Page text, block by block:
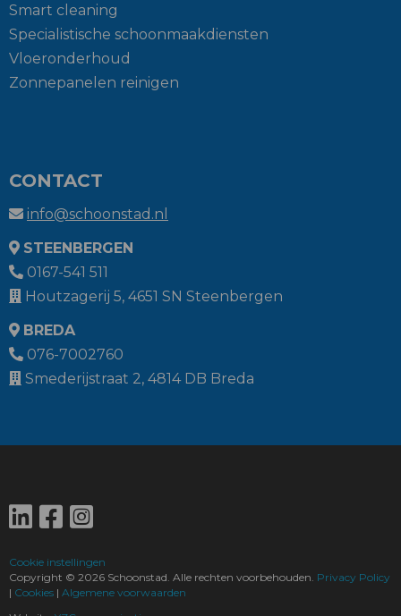
Smart cleaning
Specialistische schoonmaakdiensten
Vloeronderhoud
Zonnepanelen reinigen
CONTACT
info@schoonstad.nl
STEENBERGEN
0167-541 511
Houtzagerij 5, 4651 SN Steenbergen
BREDA
076-7002760
Smederijstraat 2, 4814 DB Breda
Cookie instellingen
Copyright © 2026 Schoonstad. Alle rechten voorbehouden. Privacy Policy
| Cookies | Algemene voorwaarden